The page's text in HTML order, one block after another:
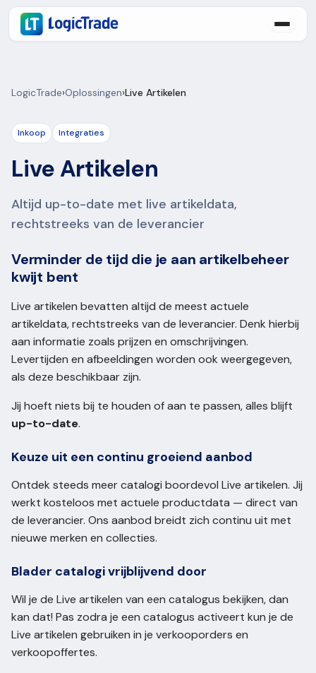
LogicTrade›Oplossingen›Live Artikelen
Inkoop Integraties
Live Artikelen
Altijd up-to-date met live artikeldata,
rechtstreeks van de leverancier
Verminder de tijd die je aan artikelbeheer
kwijt bent
Live artikelen bevatten altijd de meest actuele
artikeldata, rechtstreeks van de leverancier. Denk hierbij
aan informatie zoals prijzen en omschrijvingen.
Levertijden en afbeeldingen worden ook weergegeven,
als deze beschikbaar zijn.
Jij hoeft niets bij te houden of aan te passen, alles blijft
up-to-date.
Keuze uit een continu groeiend aanbod
Ontdek steeds meer catalogi boordevol Live artikelen. Jij
werkt kosteloos met actuele productdata — direct van
de leverancier. Ons aanbod breidt zich continu uit met
nieuwe merken en collecties.
Blader catalogi vrijblijvend door
Wil je de Live artikelen van een catalogus bekijken, dan
kan dat! Pas zodra je een catalogus activeert kun je de
Live artikelen gebruiken in je verkooporders en
verkoopoffertes.